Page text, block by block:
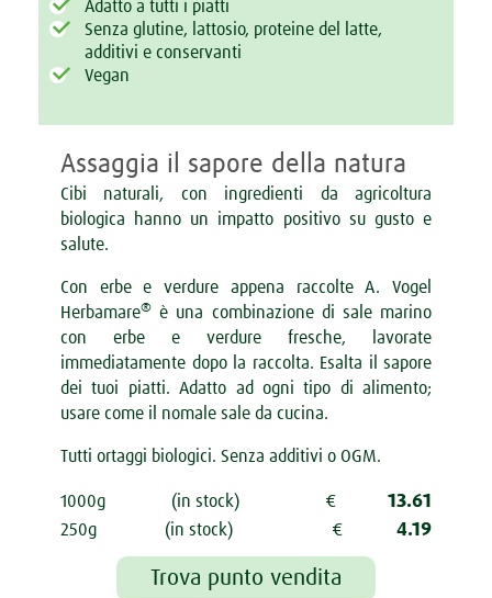
Adatto a tutti i piatti
Senza glutine, lattosio, proteine del latte,
additivi e conservanti
Vegan
Assaggia il sapore della natura
Cibi naturali, con ingredienti da agricoltura
biologica hanno un impatto positivo su gusto e
salute.
Con erbe e verdure appena raccolte A. Vogel
Herbamare® è una combinazione di sale marino
con erbe e verdure fresche, lavorate
immediatamente dopo la raccolta. Esalta il sapore
dei tuoi piatti. Adatto ad ogni tipo di alimento;
usare come il nomale sale da cucina.
Tutti ortaggi biologici. Senza additivi o OGM.
1000g (in stock) € 13.61
250g (in stock) € 4.19
Trova punto vendita